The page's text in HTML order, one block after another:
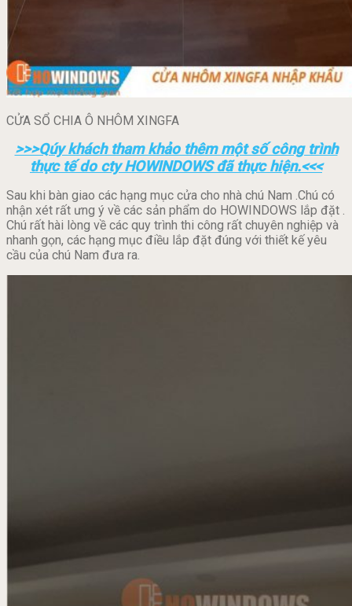
CỬA SỔ CHIA Ô NHÔM XINGFA
>>>Qúy khách tham khảo thêm một số công trình
thực tế do cty HOWINDOWS đã thực hiện.<<<
Sau khi bàn giao các hạng mục cửa cho nhà chú Nam .Chú có
nhận xét rất ưng ý về các sản phẩm do HOWINDOWS lắp đặt .
Chú rất hài lòng về các quy trình thi công rất chuyên nghiệp và
nhanh gọn, các hạng mục điều lắp đặt đúng với thiết kế yêu
cầu của chú Nam đưa ra.